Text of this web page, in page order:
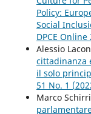
Policy:
Social
DPCE Online
Alessio
cittadinanza
il solo
51 No. 1
Marco